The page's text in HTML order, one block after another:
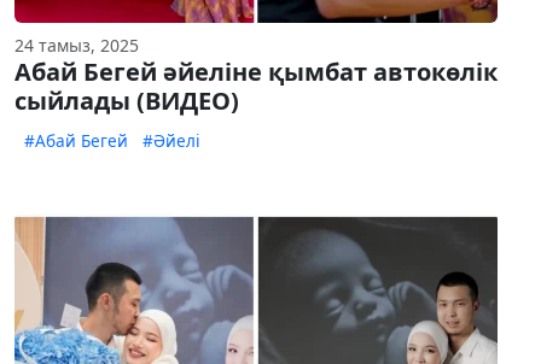
24 тамыз, 2025
Абай Бегей әйеліне қымбат автокөлік
сыйлады (ВИДЕО)
#Абай Бегей #Әйелі